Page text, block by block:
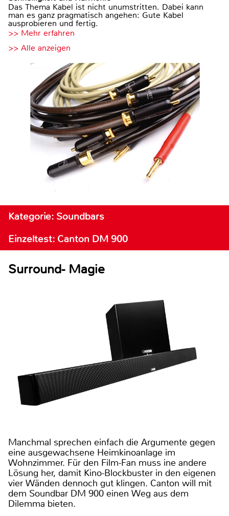
Das Thema Kabel ist nicht unumstritten. Dabei kann
man es ganz pragmatisch angehen: Gute Kabel
ausprobieren und fertig.
>> Mehr erfahren
>> Alle anzeigen
Kategorie: Soundbars
Einzeltest: Canton DM 900
Surround- Magie
Manchmal sprechen einfach die Argumente gegen
eine ausgewachsene Heimkinoanlage im
Wohnzimmer. Für den Film-Fan muss ine andere
Lösung her, damit Kino-Blockbuster in den eigenen
vier Wänden dennoch gut klingen. Canton will mit
dem Soundbar DM 900 einen Weg aus dem
Dilemma bieten.